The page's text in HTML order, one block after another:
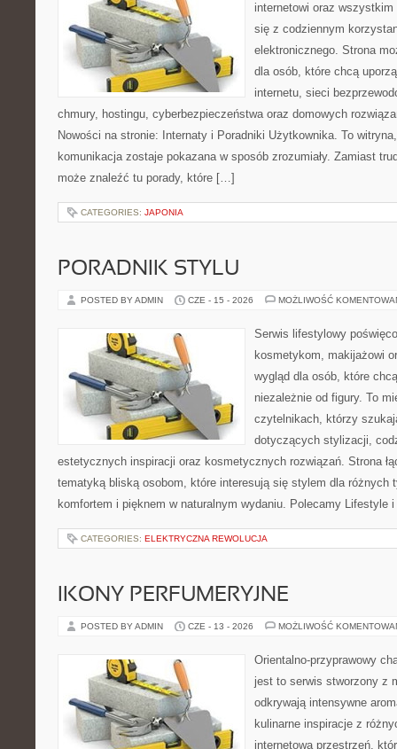
internetowi oraz
się z codziennym
elektronicznego. Strona
dla osób, które chcą
internetu, sieci
chmury, hostingu, cyberbezpieczeństwa oraz domowych
Nowości na stronie: Internaty i Poradniki Użytkownika. To
komunikacja zostaje pokazana w sposób zrozumiały. Zamiast
może znaleźć tu porady, które […]
CATEGORIES: JAPONIA
PORADNIK STYLU
POSTED BY ADMIN CZE - 15 - 2026 MOŻLIWOŚĆ
Serwis lifestylowy
kosmetykom, makijażowi
wygląd dla osób, które
niezależnie od figury. To
czytelnikach, którzy
dotyczących stylizacji,
estetycznych inspiracji oraz kosmetycznych rozwiązań. Strona
tematyką bliską osobom, które interesują się stylem dla różnych
komfortem i pięknem w naturalnym wydaniu. Polecamy Lifestyle
CATEGORIES: ELEKTRYCZNA REWOLUCJA
IKONY PERFUMERYJNE
POSTED BY ADMIN CZE - 13 - 2026 MOŻLIWOŚĆ
Orientalno-przyprawowy
jest to serwis stworzony z
odkrywają intensywne
kulinarne inspiracje z
internetowa przestrzeń,